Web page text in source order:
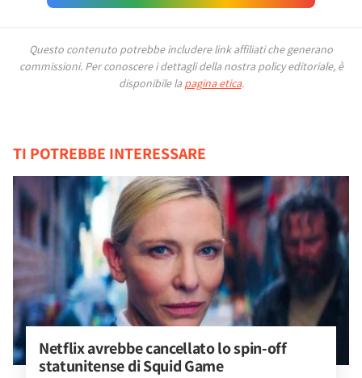
Questo contenuto potrebbe includere link affiliati che generano
commissioni. Per conoscere i dettagli della nostra policy editoriale, è
disponibile la pagina etica.
TI POTREBBE INTERESSARE
Netflix avrebbe cancellato lo spin-off
statunitense di Squid Game